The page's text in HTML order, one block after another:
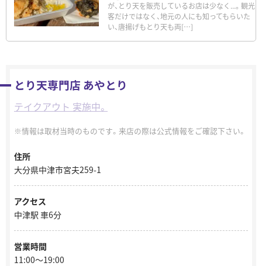
が、とり天を販売しているお店は少なく...。観光
客だけではなく、地元の人にも知ってもらいた
い、唐揚げもとり天も両[…]
とり天専門店 あやとり
テイクアウト 実施中。
情報は取材当時のものです。来店の際は公式情報をご確認下さい。
住所
大分県中津市宮夫259-1
アクセス
中津駅 車6分
営業時間
11:00～19:00